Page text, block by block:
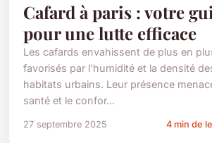
Cafard à paris : votre
pour une lutte efficace
Les cafards envahissent de plus en
favorisés par l'humidité et la densité
habitats urbains. Leur présence
santé et le confor...
27 septembre 2025 4 min de